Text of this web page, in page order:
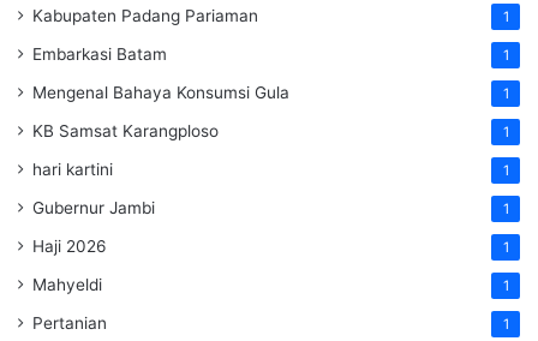
Kabupaten Padang Pariaman 1
Embarkasi Batam 1
Mengenal Bahaya Konsumsi Gula 1
KB Samsat Karangploso 1
hari kartini 1
Gubernur Jambi 1
Haji 2026 1
Mahyeldi 1
Pertanian 1